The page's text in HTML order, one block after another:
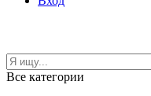
Все категории